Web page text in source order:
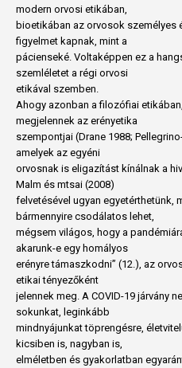
modern orvosi etikában,
bioetikában az orvosok
figyelmet kapnak, mint a
pácienseké. Voltaképpen ez a
szemléletet a régi orvosi
etikával szemben.
Ahogy azonban a filozófiai
megjelennek az erényetika
szempontjai (Drane 1988;
amelyek az egyéni
orvosnak is eligazítást kínálnak a
Malm és mtsai (2008)
felvetésével ugyan egyetérthetünk,
bármennyire csodálatos lehet,
mégsem világos, hogy a
akarunk-e egy homályos
erényre támaszkodni” (12.), az
etikai tényezőként
jelennek meg. A COVID-19 járvány
sokunkat, leginkább
mindnyájunkat töprengésre,
kicsiben is, nagyban is,
elméletben és gyakorlatban